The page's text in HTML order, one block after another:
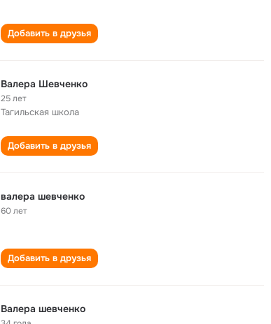
Добавить в друзья
Валера Шевченко
25 лет
Тагильская школа
Добавить в друзья
валера шевченко
60 лет
Добавить в друзья
Валера шевченко